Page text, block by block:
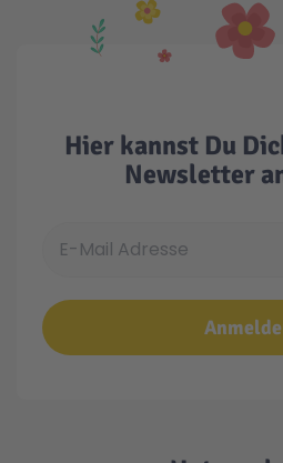
Hier kannst Du
Newsletter